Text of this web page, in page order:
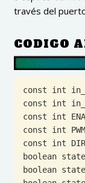
través del
CODIGO
const int
const int
const int
const int
const int
boolean
boolean